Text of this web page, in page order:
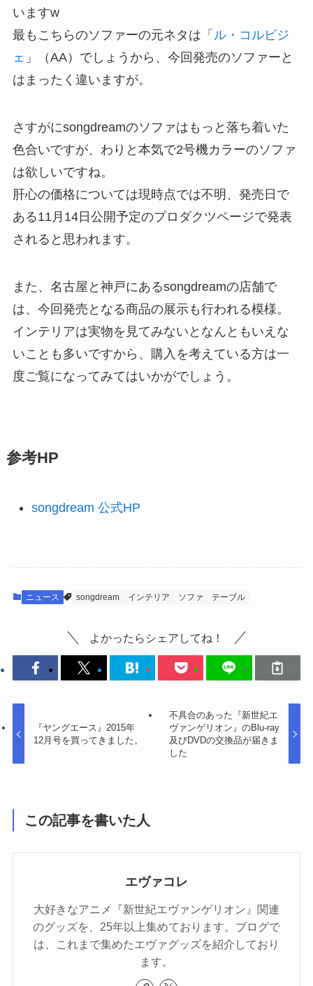
いますw
最もこちらのソファーの元ネタは「 ル・コルビジ
ェ 」（AA）でしょうから、今回発売のソファーと
はまったく違いますが。
さすがにsongdreamのソファはもっと落ち着いた
色合いですが、わりと本気で2号機カラーのソファ
は欲しいですね。
肝心の価格については現時点では不明、発売日で
ある11月14日公開予定のプロダクツページで発表
されると思われます。
また、名古屋と神戸にあるsongdreamの店舗で
は、今回発売となる商品の展示も行われる模様。
インテリアは実物を見てみないとなんともいえな
いことも多いですから、購入を考えている方は一
度ご覧になってみてはいかがでしょう。
参考HP
songdream 公式HP
ニュース songdream インテリア ソファ テーブル
よかったらシェアしてね！
『ヤングエース』2015年
12月号を買ってきました。
不具合のあった『新世紀エ
ヴァンゲリオン』のBlu-ray
及びDVDの交換品が届きま
した
この記事を書いた人
エヴァコレ
大好きなアニメ『新世紀エヴァンゲリオン』関連
のグッズを、25年以上集めております。ブログで
は、これまで集めたエヴァグッズを紹介しており
ます。